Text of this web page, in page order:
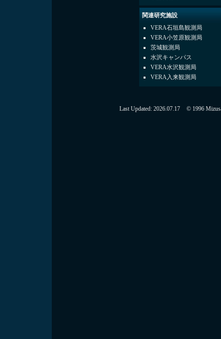
関連研究施設
VERA石垣島観測局
VERA小笠原観測局
茨城観測局
水沢キャンパス
VERA水沢観測局
VERA入来観測局
Last Updated: 2026.07.17 © 1996